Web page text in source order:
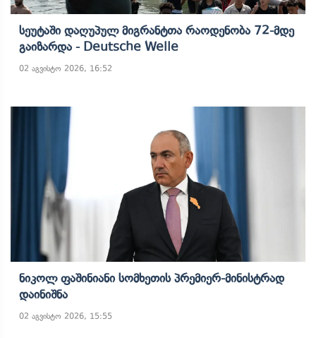
Სეუტაში Დაღუპულ Მიგრანტთა Რაოდენობა 72-Მდე
Გაიზარდა - Deutsche Welle
02 აგვისტო 2026, 16:52
Ნიკოლ Ფაშინიანი Სომხეთის Პრემიერ-Მინისტრად
Დაინიშნა
02 აგვისტო 2026, 15:55